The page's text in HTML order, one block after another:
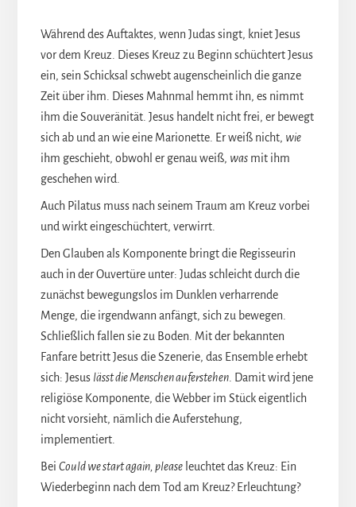
Während des Auftaktes, wenn Judas singt, kniet Jesus
vor dem Kreuz. Dieses Kreuz zu Beginn schüchtert Jesus
ein, sein Schicksal schwebt augenscheinlich die ganze
Zeit über ihm. Dieses Mahnmal hemmt ihn, es nimmt
ihm die Souveränität. Jesus handelt nicht frei, er bewegt
sich ab und an wie eine Marionette. Er weiß nicht, wie
ihm geschieht, obwohl er genau weiß, wasmit ihm
geschehen wird.
Auch Pilatus muss nach seinem Traum am Kreuz vorbei
und wirkt eingeschüchtert, verwirrt.
Den Glauben als Komponente bringt die Regisseurin
auch in der Ouvertüre unter: Judas schleicht durch die
zunächst bewegungslos im Dunklen verharrende
Menge, die irgendwann anfängt, sich zu bewegen.
Schließlich fallen sie zu Boden. Mit der bekannten
Fanfare betritt Jesus die Szenerie, das Ensemble erhebt
sich: Jesus lässt die Menschen auferstehen. Damit wird jene
religiöse Komponente, die Webber im Stück eigentlich
nicht vorsieht, nämlich die Auferstehung,
implementiert.
Bei Could we start again, pleaseleuchtet das Kreuz: Ein
Wiederbeginn nach dem Tod am Kreuz? Erleuchtung?